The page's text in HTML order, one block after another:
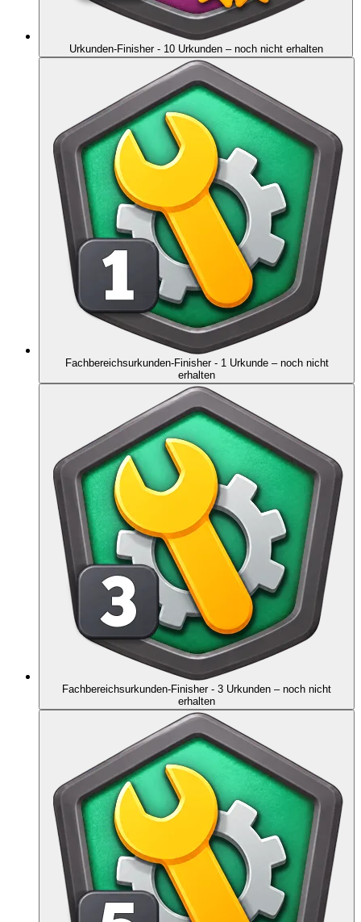
Urkunden-Finisher - 10 Urkunden – noch nicht erhalten
Fachbereichsurkunden-Finisher - 1 Urkunde – noch nicht
erhalten
Fachbereichsurkunden-Finisher - 3 Urkunden – noch nicht
erhalten